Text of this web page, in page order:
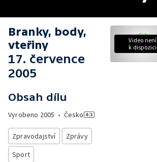
Branky, body,
vteřiny
17. července
2005
Obsah dílu
Vyrobeno 2005 • Česko
Zpravodajství
Zprávy
Sport
Video není
k dispozici